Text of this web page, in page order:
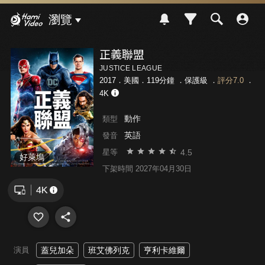
瀏覽
好萊塢
正義聯盟
JUSTICE LEAGUE
2017．美國．119分鐘 ． 保護級 ． 評分7.0．
4K
類型 動作
發音 英語
星等 4.5
下架時間 2027年04月30日
演員 蓋兒加朵 班艾佛列克 亨利卡維爾